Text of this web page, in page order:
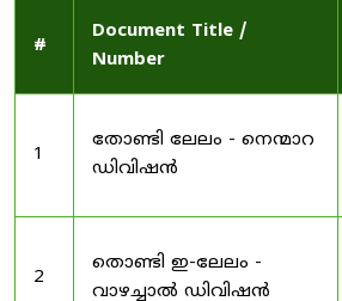
#
Document Title /
Number
1
തോണ്ടി ലേലം - നെന്മാറ
ഡിവിഷൻ
2
തൊണ്ടി ഇ-ലേലം -
വാഴച്ചാൽ ഡിവിഷൻ